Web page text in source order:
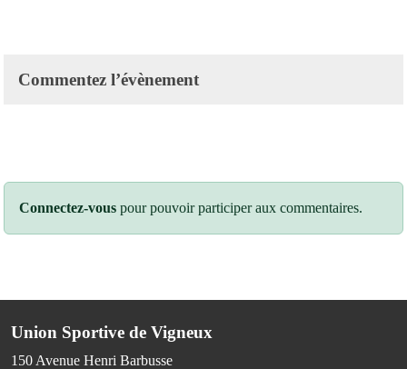
Commentez l’évènement
Connectez-vous pour pouvoir participer aux commentaires.
Union Sportive de Vigneux
150 Avenue Henri Barbusse